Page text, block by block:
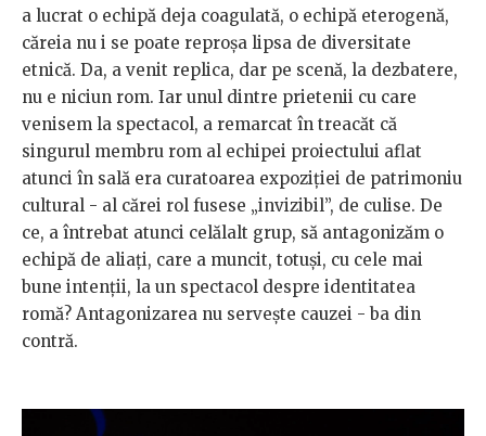
a lucrat o echipă deja coagulată, o echipă eterogenă,
căreia nu i se poate reproșa lipsa de diversitate
etnică. Da, a venit replica, dar pe scenă, la dezbatere,
nu e niciun rom. Iar unul dintre prietenii cu care
venisem la spectacol, a remarcat în treacăt că
singurul membru rom al echipei proiectului aflat
atunci în sală era curatoarea expoziției de patrimoniu
cultural - al cărei rol fusese „invizibil”, de culise. De
ce, a întrebat atunci celălalt grup, să antagonizăm o
echipă de aliați, care a muncit, totuși, cu cele mai
bune intenții, la un spectacol despre identitatea
romă? Antagonizarea nu servește cauzei - ba din
contră.